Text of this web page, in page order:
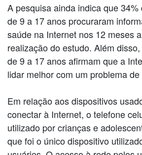
A pesquisa ainda indica que
de 9 a 17 anos procuraram
saúde na Internet nos 12 meses
realização do estudo. Além
de 9 a 17 anos afirmam que a
lidar melhor com um problema
Em relação aos dispositivos
conectar à Internet, o telefone
utilizado por crianças e
que foi o único dispositivo